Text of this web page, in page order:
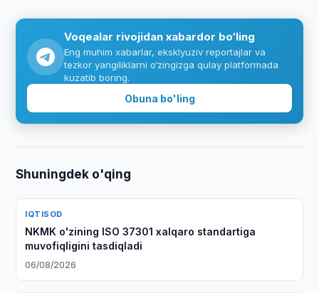
Voqealar rivojidan xabardor bo‘ling
Eng muhim xabarlar, eksklyuziv reportajlar va
tezkor yangiliklarni o‘zingizga qulay platformada
kuzatib boring.
Obuna bo'ling
Shuningdek o'qing
IQTISOD
NKMK o'zining ISO 37301 xalqaro standartiga
muvofiqligini tasdiqladi
06/08/2026